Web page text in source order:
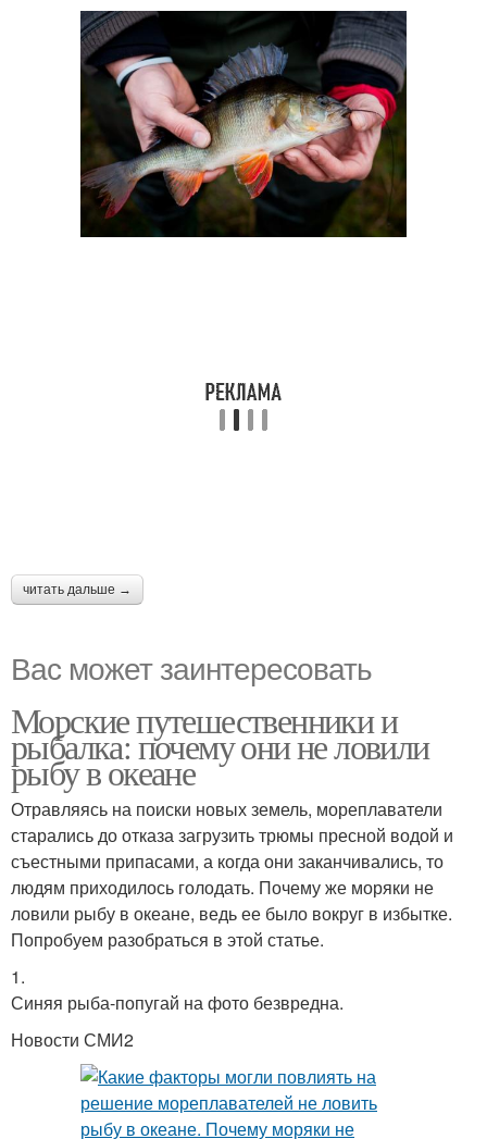
читать дальше →
Вас может заинтересовать
Морские путешественники и
рыбалка: почему они не ловили
рыбу в океане
Отравляясь на поиски новых земель, мореплаватели
старались до отказа загрузить трюмы пресной водой и
съестными припасами, а когда они заканчивались, то
людям приходилось голодать. Почему же моряки не
ловили рыбу в океане, ведь ее было вокруг в избытке.
Попробуем разобраться в этой статье.
1.
Синяя рыба-попугай на фото безвредна.
Новости СМИ2